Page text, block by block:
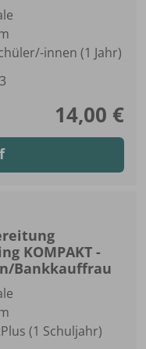
innen (1 Jahr)
14,00 €
KOMPAKT -
Bankkauffrau
(1 Schuljahr)